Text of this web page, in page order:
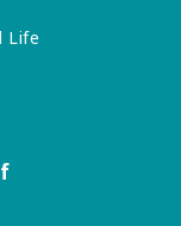
Life